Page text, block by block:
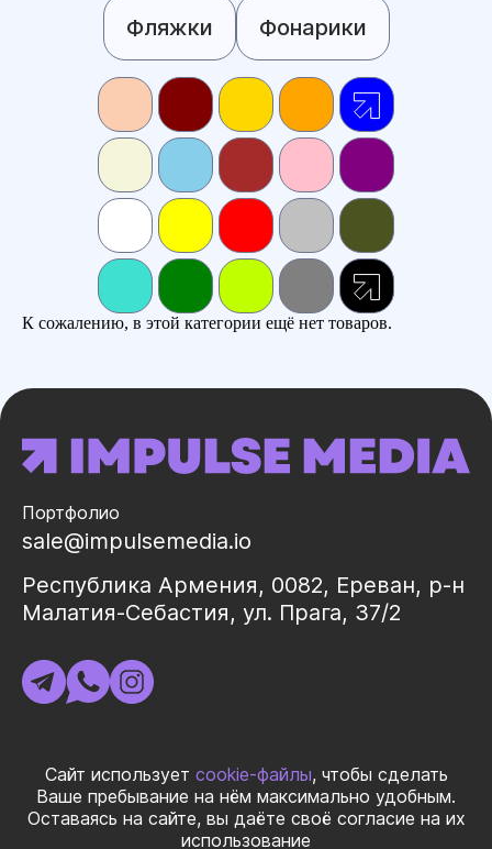
Фляжки Фонарики
К сожалению, в этой категории ещё нет товаров.
Портфолио
sale@impulsemedia.io
Республика Армения, 0082, Ереван, р-н
Малатия-Себастия, ул. Прага, 37/2
© 2026 ООО «ИМПУЛЬС МЕДИА ГЛОБАЛ» Все права
Сайт использует cookie-файлы, чтобы сделать
Ваше пребывание на нём максимально удобным.
Оставаясь на сайте, вы даёте своё согласие на их
использование